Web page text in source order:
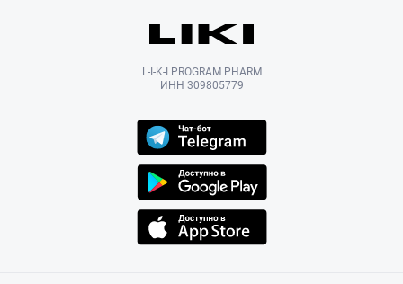
L-I-K-I PROGRAM PHARM
ИНН 309805779